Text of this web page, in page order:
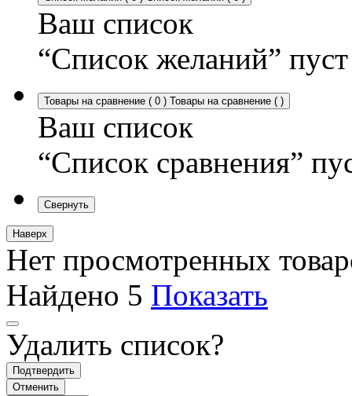
Ваш список
“Список желаний” пуст
Товары на сравнение ( 0 ) Товары на сравнение ( )
Ваш список
“Список сравнения”
Свернуть
Наверх
Нет просмотренных
Найдено 5 Показать
Удалить список?
Подтвердить
Отменить